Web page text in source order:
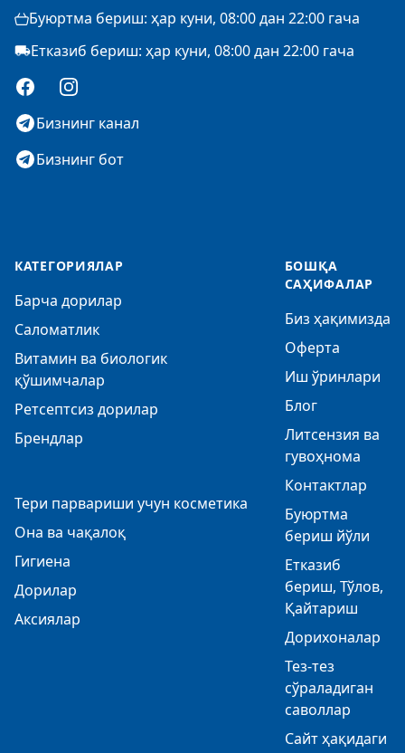
Буюртма бериш: ҳар куни, 08:00 дан 22:00 гача
Етказиб бериш: ҳар куни, 08:00 дан 22:00 гача
FacebookInstagram
Бизнинг канал
Бизнинг бот
КАТЕГОРИЯЛАР
Барча дорилар
Саломатлик
Витамин ва биологик
қўшимчалар
Ретсептсиз дорилар
Брендлар
Тери парвариши учун косметика
Она ва чақалоқ
Гигиена
Дорилар
Аксиялар
БОШҚА
САҲИФАЛАР
Биз ҳақимизда
Оферта
Иш ўринлари
Блог
Литсензия ва
гувоҳнома
Контактлар
Буюртма
бериш йўли
Етказиб
бериш, Тўлов,
Қайтариш
Дорихоналар
Тез-тез
сўраладиган
саволлар
Сайт ҳақидаги